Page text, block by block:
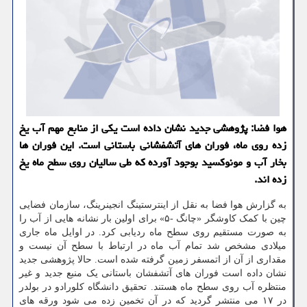
هوا فضا: پژوهشی جدید نشان داده است یکی از منابع مهم آب یخ
زده روی ماه، فوران های آتشفشانی باستانی است. این فوران ها
بخار آب و مونوکسید بوجود آورده که طی سالیان روی سطح ماه یخ
زده اند.
به گزارش هوا فضا به نقل از اینترستینگ انجینرینگ، سازمان فضایی
چین با کمک کاوشگر «چانگ -۵» برای اولین بار نشانه هایی از آب را
به صورت مستقیم روی سطح ماه ردیابی کرد. در اوایل ماه جاری
میلادی مشخص شد تمام آب ماه در ارتباط با سطح آن نیست و
مقداری از آن از اتمسفر زمین گرفته شده است. حالا پژوهشی جدید
نشان داده است فوران های آتشفشان باستانی یک منبع جدید و غیر
منتظره آب روی سطح ماه هستند. تحقیق دانشگاه کلورادو در بولدر
در ۱۷ می منتشر گردید که در آن تخمین زده می شود ورقه های